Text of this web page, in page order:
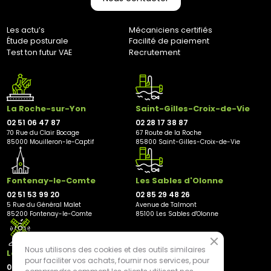
70 rue du Clair Bocage
85000, Mouilleron-Le-Captif
Les actu’s
Mécaniciens certifiés
Étude posturale
Facilité de paiement
Test ton futur VAE
Recrutement
La Roche-sur-Yon
02 51 06 47 87
70 Rue du Clair Bocage
85000 Mouilleron-le-Captif
Saint-Gilles-Croix-de-Vie
02 28 17 38 87
67 Route de la Roche
85800 Saint-Gilles-Croix-de-Vie
Fontenay-le-Comte
02 51 53 99 20
5 Rue du Général Malet
85200 Fontenay-le-Comte
Les Sables d'Olonne
02 85 29 48 26
Avenue de Talmont
85100 Les Sables d'Olonne
Les Herbiers
02 21 81 23 11
Nous utilisons des cookies et des outils similaires
pour faciliter vos achats, fournir nos services, pour